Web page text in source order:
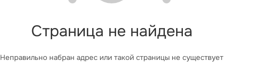
Страница не найдена
Неправильно набран адрес или такой страницы не существует